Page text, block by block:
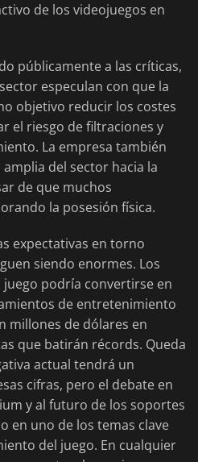
de los videojuegos en
públicamente a las críticas,
especulan con que la
objetivo reducir los costes
el riesgo de filtraciones y
La empresa también
del sector hacia la
de que muchos
la posesión física.
expectativas en torno
siendo enormes. Los
podría convertirse en
de entretenimiento
millones de dólares en
que batirán récords. Queda
actual tendrá un
cifras, pero el debate en
y al futuro de los soportes
en uno de los temas clave
del juego. En cualquier